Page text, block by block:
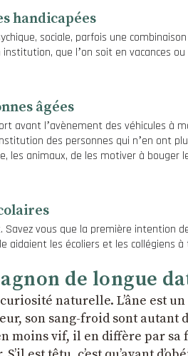
handicapées
sociale, parfois une
que lʼon soit en vacances
âgées
avant lʼavènement des véhicules à
des personnes qui nʼen ont
animaux, de les motiver à bouger
vous que la première intention
aidaient les écoliers et les collégiens
de longue
naturelle. Lʼâne est
son sang-froid sont autant
moins vif, il en diffère par